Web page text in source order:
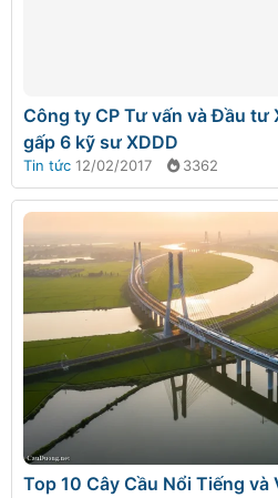
Công ty CP Tư vấn và Đầu tư
gấp 6 kỹ sư XDDD
Tin tức 12/02/2017 3362
Top 10 Cây Cầu Nổi Tiếng